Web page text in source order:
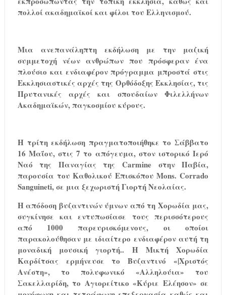
πολλοί ακαδημαϊκοί και φίλοι του Ελληνισμού.
Μια ανεπανάληπτη εκδήλωση με την μαζική
συμμετοχή νέων ανθρώπων που πρόσφεραν ένα
πλούσιο και ενδιαφέρον πρόγραμμα μπροστά στις
Εκκλησιαστικές αρχές της Ορθόδοξης Εκκλησίας, τις
Πρυτανικές αρχές και σπουδαίων Φιλελλήνων
Ακαδημαϊκών, παγκοσμίου κύρους.
Η τρίτη εκδήλωση πραγματοποιήθηκε το Σάββατο
16 Μαΐου, στις 7 το απόγευμα, στον ιστορικό Ιερό
Ναό της Παναγίας της Carmine στην Παβία,
παρουσία του Καθολικού Επισκόπου Mons. Corrado
Sanguineti, σε μια ξεχωριστή Γιορτή Νεολαίας.
Η απόδοση βυζαντινών ύμνων από τη Χορωδία μας,
συγκίνησε και εντυπωσίασε τους περισσότερους
από 1000 παρευρισκόμενους, οι οποίοι
παρακολούθησαν με ιδιαίτερο ενδιαφέρον αυτή τη
μοναδική μουσική γιορτή.. Η Μικτή Χορωδία
Καρδίτσας ερμήνευσε το Βυζαντινό «|Χριστός
Ανέστη», το πολυφωνικό «Αλληλούια» του
Σακελλαρίδη, το Αγιορείτικο «Κύριε Ελέησον» σε